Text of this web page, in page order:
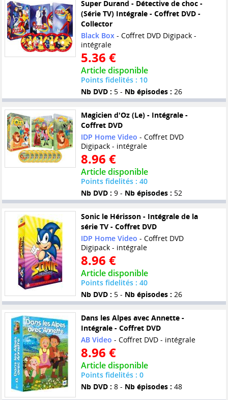
Super Durand - Détective de choc -
(Série TV) Intégrale - Coffret DVD -
Collector
Black Box - Coffret DVD Digipack -
intégrale
5.36 €
Article disponible
Points fidelités : 10
Nb DVD : 5 - Nb épisodes : 26
Magicien d'Oz (Le) - Intégrale -
Coffret DVD
IDP Home Video - Coffret DVD
Digipack - intégrale
8.96 €
Article disponible
Points fidelités : 40
Nb DVD : 9 - Nb épisodes : 52
Sonic le Hérisson - Intégrale de la
série TV - Coffret DVD
IDP Home Video - Coffret DVD
Digipack - intégrale
8.96 €
Article disponible
Points fidelités : 40
Nb DVD : 5 - Nb épisodes : 26
Dans les Alpes avec Annette -
Intégrale - Coffret DVD
AB Video - Coffret DVD - intégrale
8.96 €
Article disponible
Points fidelités : 0
Nb DVD : 8 - Nb épisodes : 48